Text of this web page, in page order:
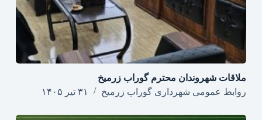
ملاقات شهروندان محترم گوراب زرمیخ
روابط عمومی شهرداری گوراب زرمیخ
۳۱ تیر ۱۴۰۵